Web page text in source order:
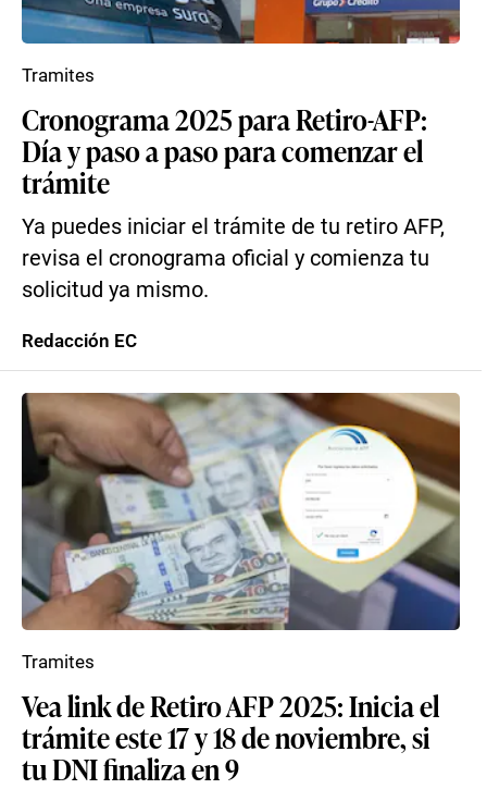
Cronograma 2025 para Retiro-AFP:
Día y paso a paso para comenzar el
trámite
Ya puedes iniciar el trámite de tu retiro AFP,
revisa el cronograma oficial y comienza tu
solicitud ya mismo.
Tramites
Redacción EC
Vea link de Retiro AFP 2025: Inicia el
trámite este 17 y 18 de noviembre, si
tu DNI finaliza en 9
Tramites